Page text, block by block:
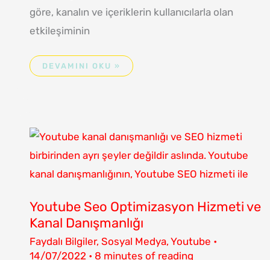
göre, kanalın ve içeriklerin kullanıcılarla olan
etkileşiminin
DEVAMINI OKU »
Youtube Seo Optimizasyon Hizmeti ve
Kanal Danışmanlığı
Faydalı Bilgiler,Sosyal Medya,Youtube •
14/07/2022 • 8 minutes of reading
OPTIMIZASYON
HIZMETI
KANAL
DANIŞMANLIĞI